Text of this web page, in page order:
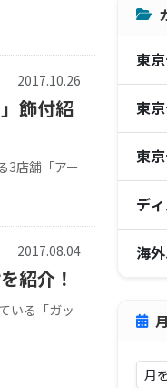
2017.10.26
飾付紹
3店舗「アー
2017.08.04
紹介！
いる「ガッ
東
東
東
デ
海